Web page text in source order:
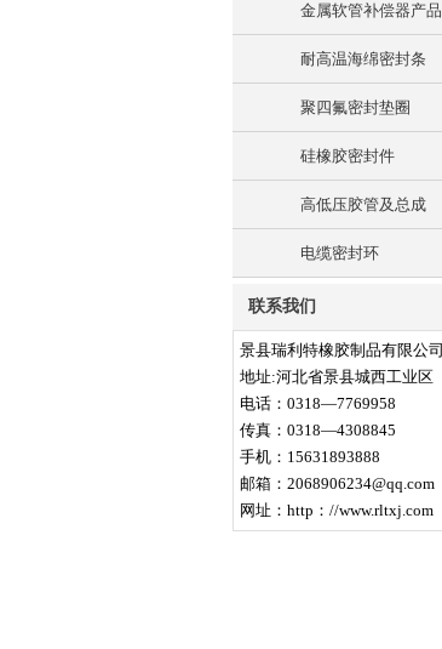
金属软管补偿器产品
耐高温海绵密封条
聚四氟密封垫圈
硅橡胶密封件
高低压胶管及总成
电缆密封环
联系我们
景县瑞利特橡胶制品有限公司
地址:河北省景县城西工业区
电话： 0318—7769958
传真： 0318—4308845
手机： 15631893888
邮箱： 2068906234@qq.com
网址： http ： //www.rltxj.com